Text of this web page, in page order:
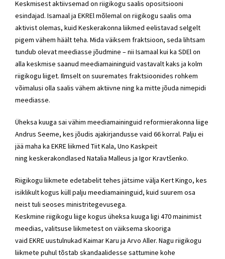
Keskmisest aktiivsemad on riigikogu saalis opositsiooni
esindajad. Isamaal ja EKREl mõlemal on riigikogu saalis oma
aktivist olemas, kuid Keskerakonna liikmed eelistavad selgelt
pigem vähem häält teha. Mida väiksem fraktsioon, seda lihtsam
tundub olevat meediasse jõudmine – nii Isamaal kui ka SDEl on
alla keskmise saanud meediamaininguid vastavalt kaks ja kolm
riigikogu liiget. Ilmselt on suuremates fraktsioonides rohkem
võimalusi olla saalis vähem aktiivne ning ka mitte jõuda nimepidi
meediasse.
Üheksa kuuga sai vähim meediamaininguid reformierakonna liige
Andrus Seeme, kes jõudis ajakirjandusse vaid 66 korral. Palju ei
jää maha ka EKRE liikmed Tiit Kala, Uno Kaskpeit
ning keskerakondlased Natalia Malleus ja Igor Kravtšenko.
Riigikogu liikmete edetabelit tehes jätsime välja Kert Kingo, kes
isiklikult kogus küll palju meediamaininguid, kuid suurem osa
neist tuli seoses ministritegevusega.
Keskmine riigikogu liige kogus üheksa kuuga ligi 470 mainimist
meedias, valitsuse liikmetest on väiksema skooriga
vaid EKRE uustulnukad Kaimar Karu ja Arvo Aller. Nagu riigikogu
liikmete puhul tõstab skandaalidesse sattumine kohe